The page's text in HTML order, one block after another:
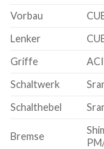
Vorbau
Lenker
Griffe
Schaltwerk
Schalthebel
Bremse